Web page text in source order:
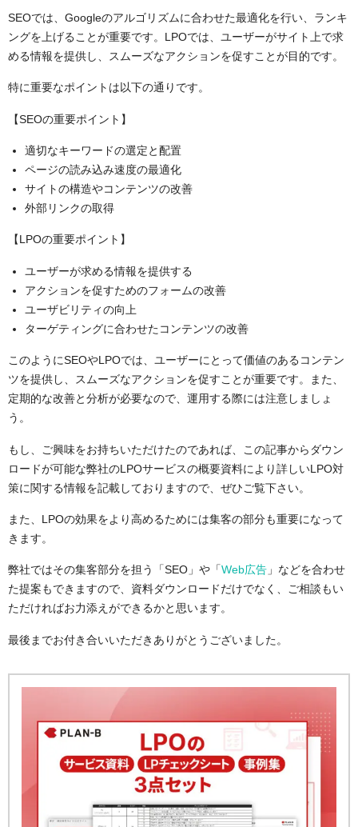
SEOでは、Googleのアルゴリズムに合わせた最適化を行い、ランキ
ングを上げることが重要です。LPOでは、ユーザーがサイト上で求
める情報を提供し、スムーズなアクションを促すことが目的です。
特に重要なポイントは以下の通りです。
【SEOの重要ポイント】
適切なキーワードの選定と配置
ページの読み込み速度の最適化
サイトの構造やコンテンツの改善
外部リンクの取得
【LPOの重要ポイント】
ユーザーが求める情報を提供する
アクションを促すためのフォームの改善
ユーザビリティの向上
ターゲティングに合わせたコンテンツの改善
このようにSEOやLPOでは、ユーザーにとって価値のあるコンテン
ツを提供し、スムーズなアクションを促すことが重要です。また、
定期的な改善と分析が必要なので、運用する際には注意しましょ
う。
もし、ご興味をお持ちいただけたのであれば、この記事からダウン
ロードが可能な弊社のLPOサービスの概要資料により詳しいLPO対
策に関する情報を記載しておりますので、ぜひご覧下さい。
また、LPOの効果をより高めるためには集客の部分も重要になって
きます。
弊社ではその集客部分を担う「SEO」や「Web広告 」などを合わせ
た提案もできますので、資料ダウンロードだけでなく、ご相談もい
ただければお力添えができるかと思います。
最後までお付き合いいただきありがとうございました。